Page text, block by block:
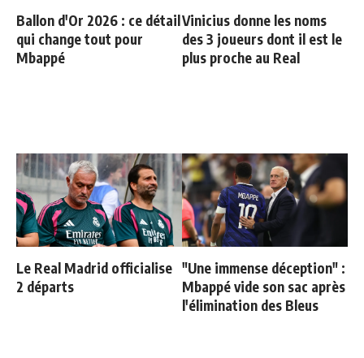
Ballon d'Or 2026 : ce détail
qui change tout pour
Mbappé
Vinicius donne les noms
des 3 joueurs dont il est le
plus proche au Real
Le Real Madrid officialise
2 départs
"Une immense déception" :
Mbappé vide son sac après
l'élimination des Bleus